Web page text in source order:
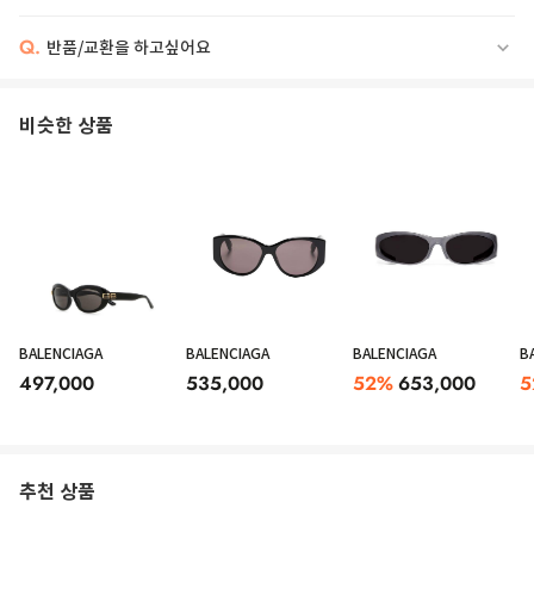
Q. 반품/교환을 하고싶어요
비슷한 상품
BALENCIAGA
497,000
BALENCIAGA
535,000
BALENCIAGA
52%653,000
추천 상품